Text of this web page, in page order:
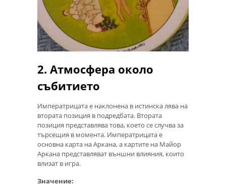
2. Атмосфера около
събитието
Императрицата е наклонена в истинска лява на
втората позиция в подредбата. Втората
позиция представлява това, което се случва за
търсещия в момента. Императрицата е
основна карта на Аркана, а картите на Майор
Аркана представляват външни влияния, които
влизат в игра.
Значение: